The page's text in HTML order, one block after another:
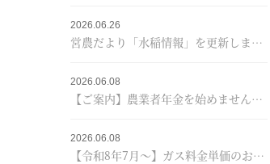
2026.06.26
営農だより「水稲情報」を更新しました！
2026.06.08
【ご案内】農業者年金を始めませんか？＼あなたのくらしに／＋JAプレゼントキャンペーン♪
2026.06.08
【令和8年7月～】ガス料金単価のお知らせ